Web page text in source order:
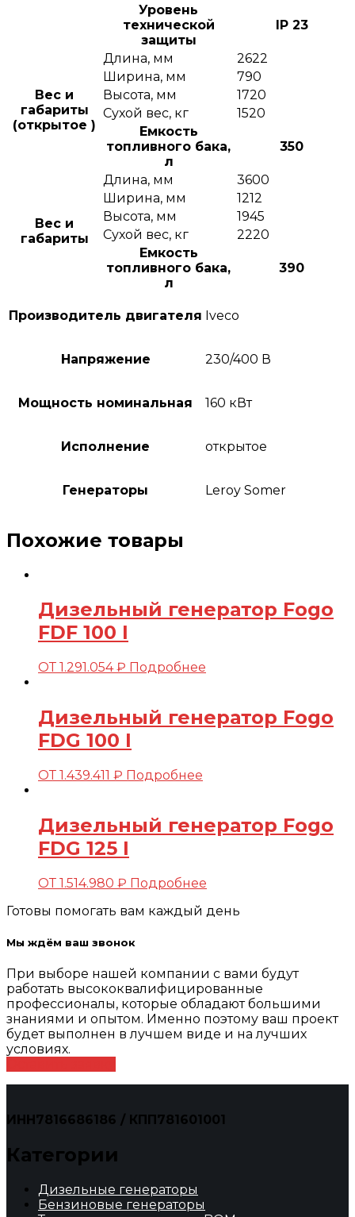
Уровень
технической
защиты
IP 23
Вес и
габариты
(открытое )
Длина, мм
2622
Ширина, мм
790
Высота, мм
1720
Сухой вес, кг
1520
Емкость
топливного бака,
л
350
Вес и
габариты
Длина, мм
3600
Ширина, мм
1212
Высота, мм
1945
Сухой вес, кг
2220
Емкость
топливного бака,
л
390
Производитель двигателя Iveco
Напряжение 230/400 В
Мощность номинальная 160 кВт
Исполнение открытое
Генераторы Leroy Somer
Похожие товары
Дизельный генератор Fogo
FDF 100 I
ОТ 1.291.054₽ Подробнее
Дизельный генератор Fogo
FDG 100 I
ОТ 1.439.411 ₽ Подробнее
Дизельный генератор Fogo
FDG 125 I
ОТ 1.514.980 ₽ Подробнее
Готовы помогать вам каждый день
Мы ждём ваш звонок
При выборе нашей компании с вами будут
работать высококвалифицированные
профессионалы, которые обладают большими
знаниями и опытом. Именно поэтому ваш проект
будет выполнен в лучшем виде и на лучших
условиях.
ИНН7816686186 / КПП781601001
Категории
Дизельные генераторы
Бензиновые генераторы